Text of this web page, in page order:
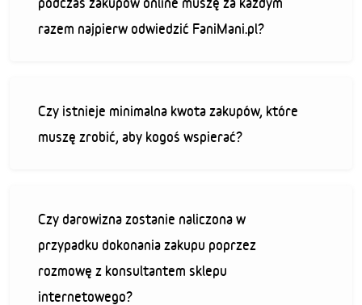
razem najpierw odwiedzić FaniMani.pl?
Czy istnieje minimalna kwota zakupów, które
muszę zrobić, aby kogoś wspierać?
Czy darowizna zostanie naliczona w
przypadku dokonania zakupu poprzez
rozmowę z konsultantem sklepu
internetowego?